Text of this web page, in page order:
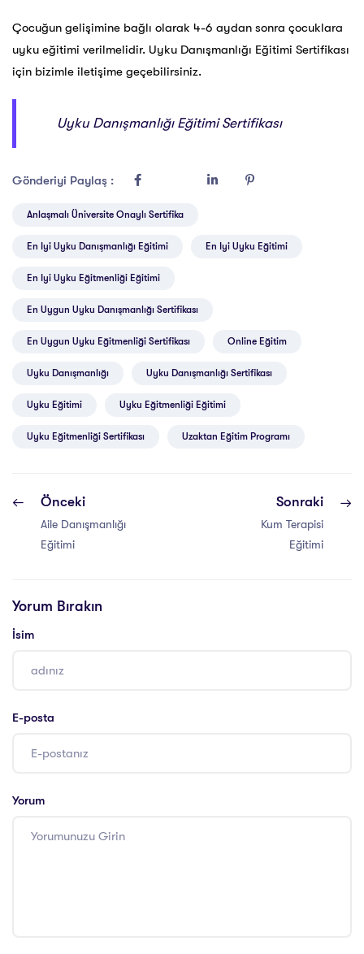
Çocuğun gelişimine bağlı olarak 4-6 aydan sonra çocuklara
uyku eğitimi verilmelidir. Uyku Danışmanlığı Eğitimi Sertifikası
için bizimle iletişime geçebilirsiniz.
Uyku Danışmanlığı Eğitimi Sertifikası
Gönderiyi Paylaş :
Anlaşmalı Üniversite Onaylı Sertifika
En Iyi Uyku Danışmanlığı Eğitimi En Iyi Uyku Eğitimi
En Iyi Uyku Eğitmenliği Eğitimi
En Uygun Uyku Danışmanlığı Sertifikası
En Uygun Uyku Eğitmenliği Sertifikası Online Eğitim
Uyku Danışmanlığı Uyku Danışmanlığı Sertifikası
Uyku Eğitimi Uyku Eğitmenliği Eğitimi
Uyku Eğitmenliği Sertifikası Uzaktan Eğitim Programı
Önceki
Aile Danışmanlığı
Eğitimi
Sonraki
Kum Terapisi
Eğitimi
Yorum Bırakın
İsim
E-posta
Yorum